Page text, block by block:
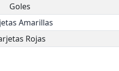
Goles
Amarillas
Rojas